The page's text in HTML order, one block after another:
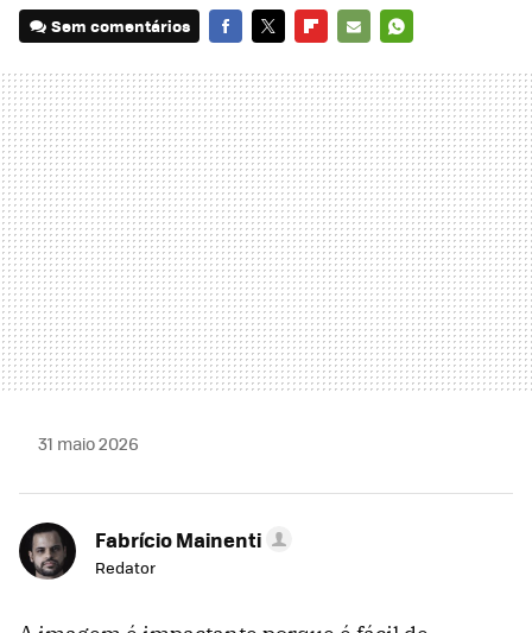
Sem comentários
MAIL
31 maio 2026
Fabrício Mainenti
Redator